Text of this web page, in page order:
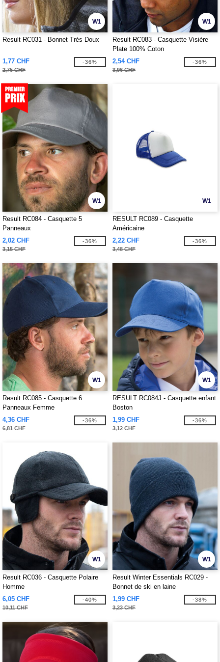
W1
Result RC031 - Bonnet Très Doux
1,77 CHF
2,75 CHF
-36%
W1
Result RC083 - Casquette Visière
Plate 100% Coton
2,54 CHF
3,96 CHF
-36%
W1
Result RC084 - Casquette 5
Panneaux
2,02 CHF
3,15 CHF
-36%
W1
RESULT RC089 - Casquette
Américaine
2,22 CHF
3,48 CHF
-36%
W1
Result RC085 - Casquette 6
Panneaux Femme
4,36 CHF
6,81 CHF
-36%
W1
RESULT RC084J - Casquette enfant
Boston
1,99 CHF
3,12 CHF
-36%
W1
Result RC036 - Casquette Polaire
Homme
6,05 CHF
10,11 CHF
-40%
W1
Result Winter Essentials RC029 -
Bonnet de ski en laine
1,99 CHF
3,23 CHF
-38%